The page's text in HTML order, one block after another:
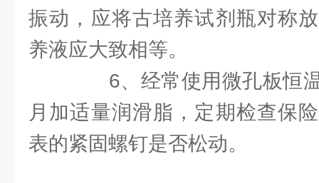
振动，应将古培养试剂瓶对称
养液应大致相等。
6、经常使用微孔板恒温
月加适量润滑脂，定期检查保
表的紧固螺钉是否松动。